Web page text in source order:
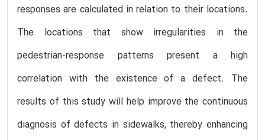
responses are calculated in relation to their locations.
The locations that show irregularities in the
pedestrian-response patterns present a high
correlation with the existence of a defect. The
results of this study will help improve the continuous
diagnosis of defects in sidewalks, thereby enhancing